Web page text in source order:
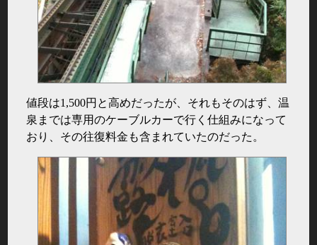
値段は1,500円と高めだったが、それもそのはず、温
泉までは専用のケーブルカーで行く仕組みになって
おり、その往復料金も含まれていたのだった。